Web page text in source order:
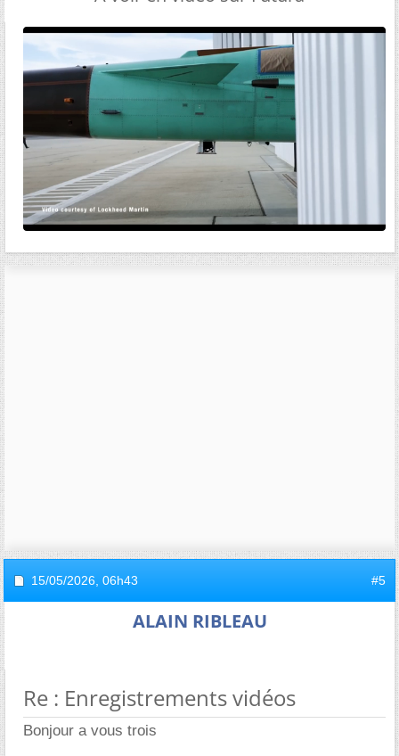
15/05/2026, 06h43 #5
ALAIN RIBLEAU
Re : Enregistrements vidéos
Bonjour a vous trois